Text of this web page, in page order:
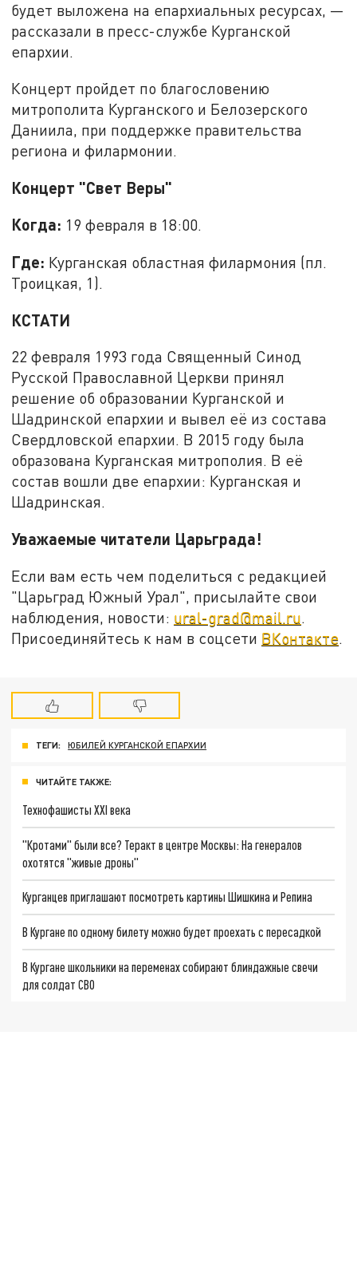
будет выложена на епархиальных ресурсах, —
рассказали в пресс-службе Курганской
епархии.
Концерт пройдет по благословению
митрополита Курганского и Белозерского
Даниила, при поддержке правительства
региона и филармонии.
Концерт "Свет Веры"
Когда: 19 февраля в 18:00.
Где: Курганская областная филармония (пл.
Троицкая, 1).
КСТАТИ
22 февраля 1993 года Священный Синод
Русской Православной Церкви принял
решение об образовании Курганской и
Шадринской епархии и вывел её из состава
Свердловской епархии. В 2015 году была
образована Курганская митрополия. В её
состав вошли две епархии: Курганская и
Шадринская.
Уважаемые читатели Царьграда!
Если вам есть чем поделиться с редакцией
"Царьград Южный Урал", присылайте свои
наблюдения, новости: ural-grad@mail.ru.
Присоединяйтесь к нам в соцсети ВКонтакте.
ТЕГИ: ЮБИЛЕЙ КУРГАНСКОЙ ЕПАРХИИ
ЧИТАЙТЕ ТАКЖЕ:
Технофашисты XXI века
"Кротами" были все? Теракт в центре Москвы: На генералов
охотятся "живые дроны"
Курганцев приглашают посмотреть картины Шишкина и Репина
В Кургане по одному билету можно будет проехать с пересадкой
В Кургане школьники на переменах собирают блиндажные свечи
для солдат СВО